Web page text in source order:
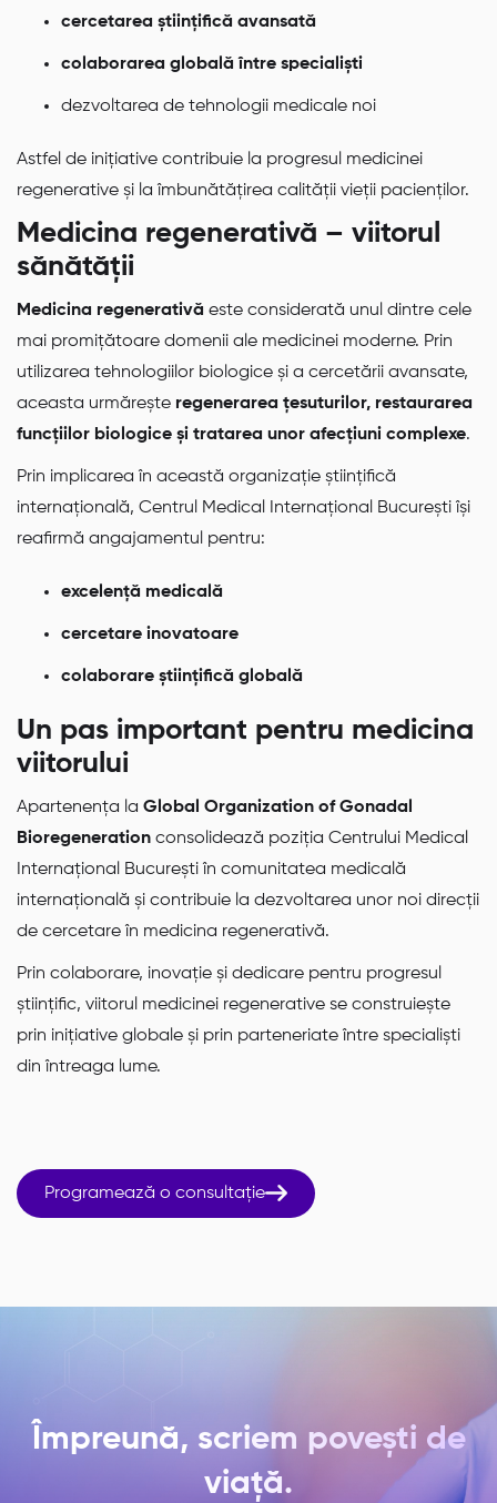
cercetarea științifică avansată
colaborarea globală între specialiști
dezvoltarea de tehnologii medicale noi
Astfel de inițiative contribuie la progresul medicinei
regenerative și la îmbunătățirea calității vieții pacienților.
Medicina regenerativă – viitorul
sănătății
Medicina regenerativă este considerată unul dintre cele
mai promițătoare domenii ale medicinei moderne. Prin
utilizarea tehnologiilor biologice și a cercetării avansate,
aceasta urmărește regenerarea țesuturilor, restaurarea
funcțiilor biologice și tratarea unor afecțiuni complexe.
Prin implicarea în această organizație științifică
internațională, Centrul Medical Internațional București își
reafirmă angajamentul pentru:
excelență medicală
cercetare inovatoare
colaborare științifică globală
Un pas important pentru medicina
viitorului
Apartenența la Global Organization of Gonadal
Bioregeneration consolidează poziția Centrului Medical
Internațional București în comunitatea medicală
internațională și contribuie la dezvoltarea unor noi direcții
de cercetare în medicina regenerativă.
Prin colaborare, inovație și dedicare pentru progresul
științific, viitorul medicinei regenerative se construiește
prin inițiative globale și prin parteneriate între specialiști
din întreaga lume.
Programează o consultație
Împreună, scriem povești de
viață.